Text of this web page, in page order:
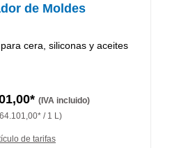
de Moldes
cera, siliconas y aceites
(IVA incluido)
/ 1 L)
de tarifas